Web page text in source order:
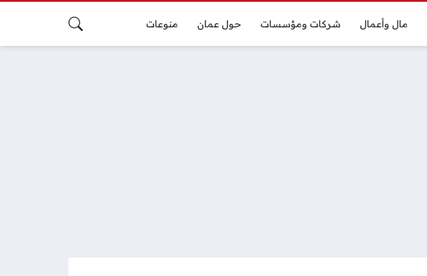
مال وأعمال شركات ومؤسسات حول عمان منوعات